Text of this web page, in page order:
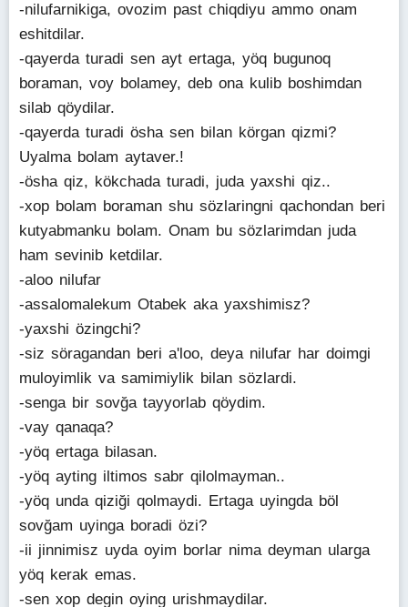
-nilufarnikiga, ovozim past chiqdiyu ammo onam
eshitdilar.
-qayerda turadi sen ayt ertaga, yöq bugunoq
boraman, voy bolamey, deb ona kulib boshimdan
silab qöydilar.
-qayerda turadi ösha sen bilan körgan qizmi?
Uyalma bolam aytaver.!
-ösha qiz, kökchada turadi, juda yaxshi qiz..
-xop bolam boraman shu sözlaringni qachondan beri
kutyabmanku bolam. Onam bu sözlarimdan juda
ham sevinib ketdilar.
-aloo nilufar
-assalomalekum Otabek aka yaxshimisz?
-yaxshi özingchi?
-siz söragandan beri a'loo, deya nilufar har doimgi
muloyimlik va samimiylik bilan sözlardi.
-senga bir sovğa tayyorlab qöydim.
-vay qanaqa?
-yöq ertaga bilasan.
-yöq ayting iltimos sabr qilolmayman..
-yöq unda qiziği qolmaydi. Ertaga uyingda böl
sovğam uyinga boradi özi?
-ii jinnimisz uyda oyim borlar nima deyman ularga
yöq kerak emas.
-sen xop degin oying urishmaydilar.